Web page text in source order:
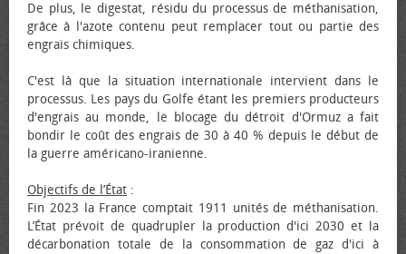
De plus, le digestat, résidu du processus de méthanisation,
grâce à l'azote contenu peut remplacer tout ou partie des
engrais chimiques.
C'est là que la situation internationale intervient dans le
processus. Les pays du Golfe étant les premiers producteurs
d'engrais au monde, le blocage du détroit d'Ormuz a fait
bondir le coût des engrais de 30 à 40 % depuis le début de
la guerre américano-iranienne.
Objectifs de l’État :
Fin 2023 la France comptait 1911 unités de méthanisation.
L’État prévoit de quadrupler la production d'ici 2030 et la
décarbonation totale de la consommation de gaz d'ici à